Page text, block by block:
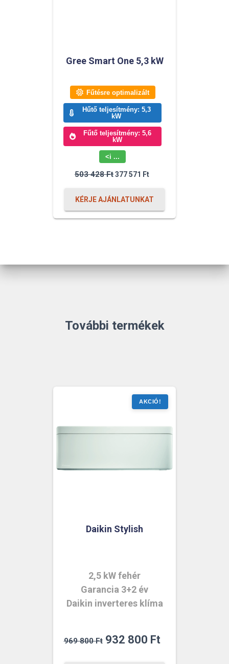
Gree Smart One 5,3 kW
Fűtésre optimalizált
Hűtő teljesítmény: 5,3
kW
Fűtő teljesítmény: 5,6
kW
<i ...
503 428FtOriginal
503
377 571 FtCurrent
377
KÉRJE AJÁNLATUNKAT
További termékek
Daikin Stylish
2,5 kW fehér
Garancia 3+2 év
Daikin inverteres klíma
969 800Ft Original
932 800 FtCurrent